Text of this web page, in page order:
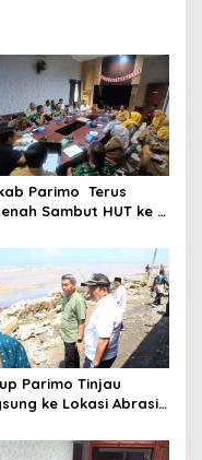
Parimo Terus
Sambut HUT ke –
Parimo Tinjau
ke Lokasi Abrasi